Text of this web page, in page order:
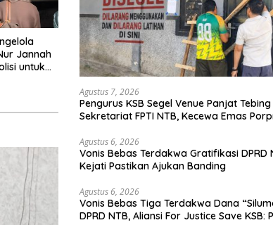
Jannah
untuk
Agustus 7, 2026
Pengurus KSB Segel Venue Panjat
Sekretariat FPTI NTB, Kecewa Emas
Agustus 6, 2026
Vonis Bebas Terdakwa Gratifikasi DPRD
Kejati Pastikan Ajukan Banding
Agustus 6, 2026
Vonis Bebas Tiga Terdakwa Dana
DPRD NTB, Aliansi For Justice Save KSB: